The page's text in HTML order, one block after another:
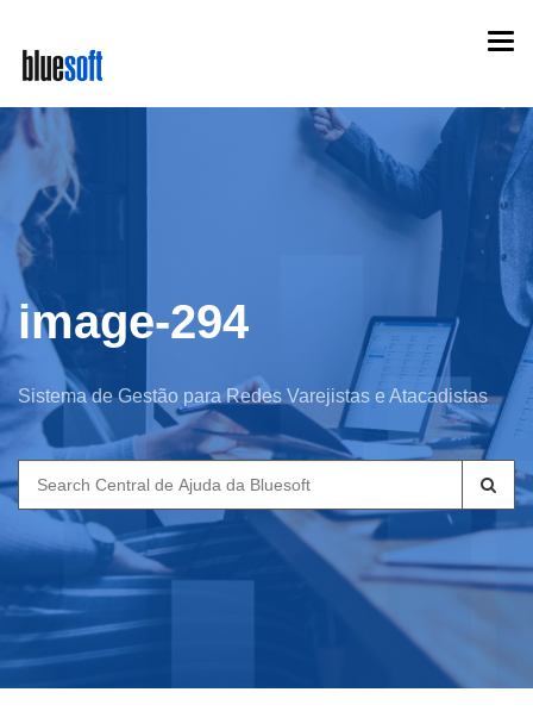
main
content
image-294
Sistema de Gestão para Redes Varejistas e Atacadistas
Search
for: